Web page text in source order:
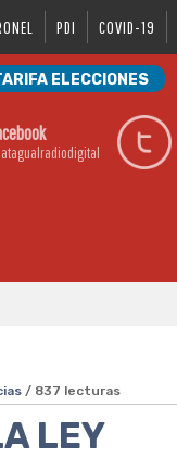
PDI COVID-19
ELECCIONES
/ 837 lecturas
LEY